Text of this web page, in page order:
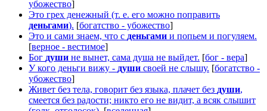
убожество]
Это грех денежный (т. е. его можно поправить
деньгами). [богатство - убожество]
Это и сами знаем, что с деньгами и попьем и погуляем.
[верное - вестимое]
Бог души не вынет, сама душа не выйдет. [бог - вера]
У кого деньги вижу - души своей не слышу. [богатство -
убожество]
Живет без тела, говорит без языка, плачет без души,
смеется без радости; никто его не видит, а всяк слышит